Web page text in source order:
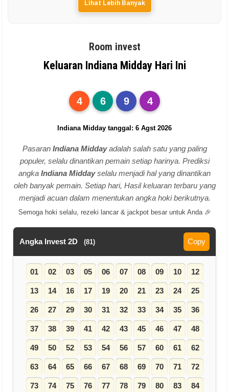
Lihat Lebih Banyak
Room invest
Keluaran Indiana Midday Hari Ini
4 6 9 4
Indiana Midday tanggal: 6 Agst 2026
Pasaran Indiana Middayadalah salah satu yang paling
populer, selalu dinantikan pemain setiap harinya. Prediksi
angka Indiana Middayselalu menjadi hal yang dinantikan
oleh banyak pemain. Setiap hari, Hasil keluaran terbaru yang
menjadi acuan dalam menentukan angka hoki berikutnya.
Semoga hoki selalu, rezeki lancar & jackpot besar untuk Anda 🎉
Angka Invest 2D (81) Copy
01 02 03 05 06 07 08 09 10 12
13 14 16 17 19 20 21 23 24 25
26 27 29 30 31 32 33 34 35 36
37 38 39 41 42 43 45 46 47 48
49 50 52 53 54 56 57 60 61 62
63 64 65 66 67 68 69 70 71 72
73 74 75 76 77 78 79 80 83 84